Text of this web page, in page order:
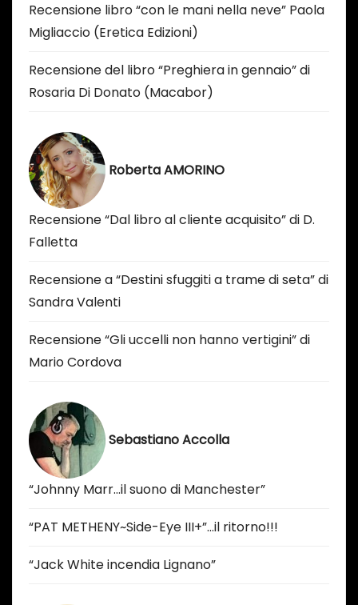
Recensione libro “con le mani nella neve” Paola
Migliaccio (Eretica Edizioni)
Recensione del libro “Preghiera in gennaio” di
Rosaria Di Donato (Macabor)
Roberta AMORINO
Recensione “Dal libro al cliente acquisito” di D.
Falletta
Recensione a “Destini sfuggiti a trame di seta” di
Sandra Valenti
Recensione “Gli uccelli non hanno vertigini” di
Mario Cordova
Sebastiano Accolla
“Johnny Marr…il suono di Manchester”
“PAT METHENY~Side-Eye III+”…il ritorno!!!
“Jack White incendia Lignano”